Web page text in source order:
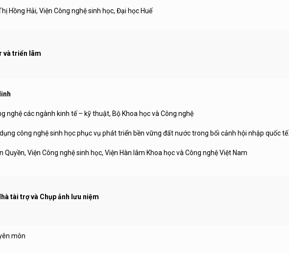
Hải, Viện Công nghệ sinh học, Đại học Huế
và triển lãm
các ngành kinh tế – kỹ thuật, Bộ Khoa học và Công nghệ
công nghệ sinh học phục vụ phát triển bền vững đất nước trong bối cảnh hội nhập quốc tế.
Viện Công nghệ sinh học, Viện Hàn lâm Khoa học và Công nghệ Việt Nam
tài trợ và Chụp ảnh lưu niệm
môn